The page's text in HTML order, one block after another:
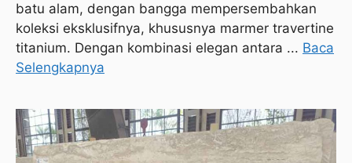
batu alam, dengan bangga mempersembahkan
koleksi eksklusifnya, khususnya marmer travertine
titanium. Dengan kombinasi elegan antara ... Baca
Selengkapnya